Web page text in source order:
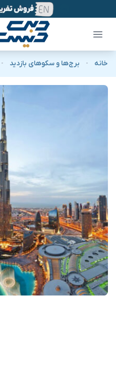
خانه - برج‌ها و سکوهای بازدید -